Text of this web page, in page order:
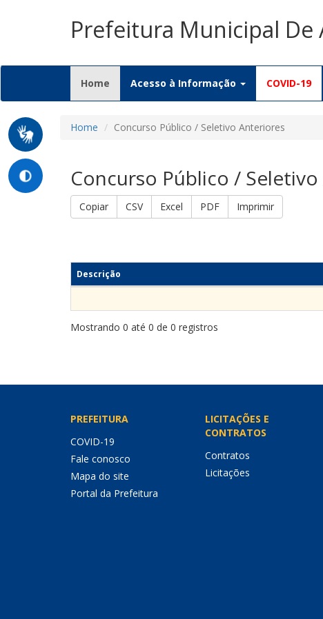
Prefeitura Municipal De
Home (current)
Acesso à Informação COVID-19
Home Concurso Público / Seletivo Anteriores
Concurso Público /
Copiar CSV Excel PDF Imprimir
Descrição
Mostrando 0 até 0 de 0 registros
PREFEITURA
COVID-19
Fale conosco
Mapa do site
Portal da Prefeitura
LICITAÇÕES E
CONTRATOS
Contratos
Licitações